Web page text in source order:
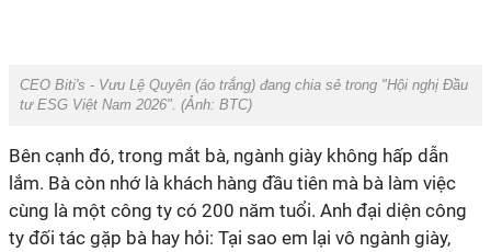
CEO Biti's - Vưu Lệ Quyên (áo trắng) đang chia sẻ trong "Hội nghị Đầu
tư ESG Việt Nam 2026". (Ảnh: BTC)
Bên cạnh đó, trong mắt bà, ngành giày không hấp dẫn
lắm. Bà còn nhớ là khách hàng đầu tiên mà bà làm việc
cùng là một công ty có 200 năm tuổi. Anh đại diện công
ty đối tác gặp bà hay hỏi: Tại sao em lại vô ngành giày,